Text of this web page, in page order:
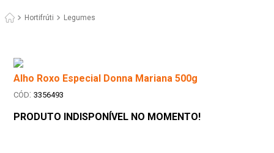
Hortifrúti Legumes
Alho Roxo Especial Donna Mariana 500g
: 3356493
PRODUTO INDISPONÍVEL NO MOMENTO!